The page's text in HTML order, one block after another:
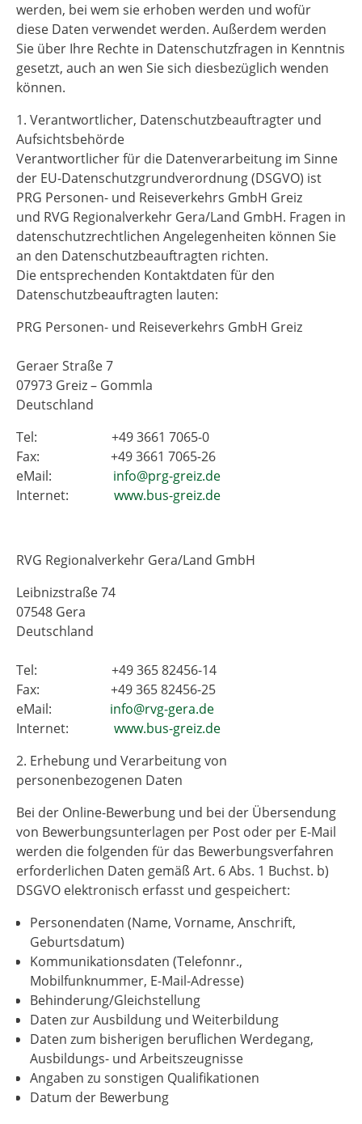
werden, bei wem sie erhoben werden und wofür
diese Daten verwendet werden. Außerdem werden
Sie über Ihre Rechte in Datenschutzfragen in Kenntnis
gesetzt, auch an wen Sie sich diesbezüglich wenden
können.
1. Verantwortlicher, Datenschutzbeauftragter und
Aufsichtsbehörde
Verantwortlicher für die Datenverarbeitung im Sinne
der EU-Datenschutzgrundverordnung (DSGVO) ist
PRG Personen- und Reiseverkehrs GmbH Greiz
und RVG Regionalverkehr Gera/Land GmbH. Fragen in
datenschutzrechtlichen Angelegenheiten können Sie
an den Datenschutzbeauftragten richten.
Die entsprechenden Kontaktdaten für den
Datenschutzbeauftragten lauten:
PRG Personen- und Reiseverkehrs GmbH Greiz
Geraer Straße 7
07973 Greiz – Gommla
Deutschland
Tel: +49 3661 7065-0
Fax: +49 3661 7065-26
eMail: info@prg-greiz.de
Internet: www.bus-greiz.de
RVG Regionalverkehr Gera/Land GmbH
Leibnizstraße 74
07548 Gera
Deutschland
Tel: +49 365 82456-14
Fax: +49 365 82456-25
eMail: info@rvg-gera.de
Internet: www.bus-greiz.de
2. Erhebung und Verarbeitung von
personenbezogenen Daten
Bei der Online-Bewerbung und bei der Übersendung
von Bewerbungsunterlagen per Post oder per E-Mail
werden die folgenden für das Bewerbungsverfahren
erforderlichen Daten gemäß Art. 6 Abs. 1 Buchst. b)
DSGVO elektronisch erfasst und gespeichert:
Personendaten (Name, Vorname, Anschrift,
Geburtsdatum)
Kommunikationsdaten (Telefonnr.,
Mobilfunknummer, E-Mail-Adresse)
Behinderung/Gleichstellung
Daten zur Ausbildung und Weiterbildung
Daten zum bisherigen beruflichen Werdegang,
Ausbildungs- und Arbeitszeugnisse
Angaben zu sonstigen Qualifikationen
Datum der Bewerbung